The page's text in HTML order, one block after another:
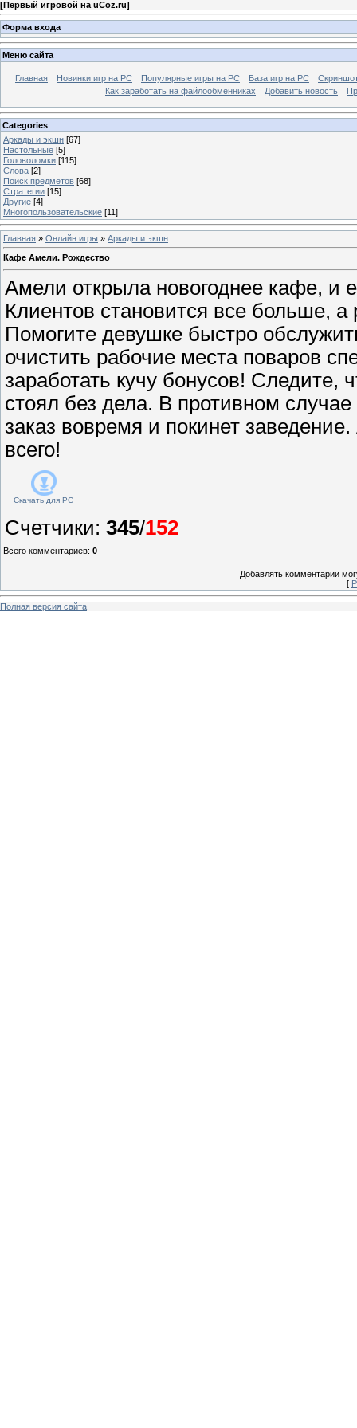
[Первый игровой на uCoz.ru]
Форма входа
Меню сайта
Главная Новинки игр на PC Популярные игры на PC База игр на РС
Как заработать на файлообменниках
Добавить новость
Categories
Аркады и экшн [67]
Настольные [5]
Головоломки [115]
Слова [2]
Поиск предметов [68]
Стратегии [15]
Другие [4]
Многопользовательские [11]
Главная » Онлайн игры » Аркады и экшн
Кафе Амели. Рождество
Амели открыла новогоднее кафе, и
Клиентов становится все больше,
Помогите девушке быстро
очистить рабочие места поваров
заработать кучу бонусов! Следите,
стоял без дела. В противном
заказ вовремя и покинет
всего!
Скачать для PC
Счетчики: 345/152
Всего комментариев: 0
Добавлять комментарии
[
Полная версия сайта